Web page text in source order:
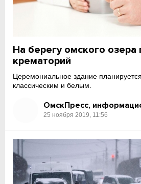
На берегу омского озера
крематорий
Церемониальное здание
классическим и белым.
ОмскПресс,
25 ноября 2019, 11:56